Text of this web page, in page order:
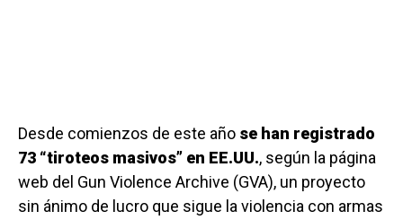
Desde comienzos de este año se han registrado
73 “tiroteos masivos” en EE.UU., según la página
web del Gun Violence Archive (GVA), un proyecto
sin ánimo de lucro que sigue la violencia con armas